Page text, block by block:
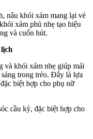
nâu khói xám mang lại vẻ
xám phủ nhẹ tạo hiệu
và cuốn hút.
và khói xám nhẹ giúp mái
trong trẻo. Đây là lựa
biệt hợp cho phụ nữ
cầu kỳ, đặc biệt hợp cho